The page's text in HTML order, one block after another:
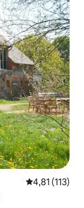
Évaluation
4,81 (113)